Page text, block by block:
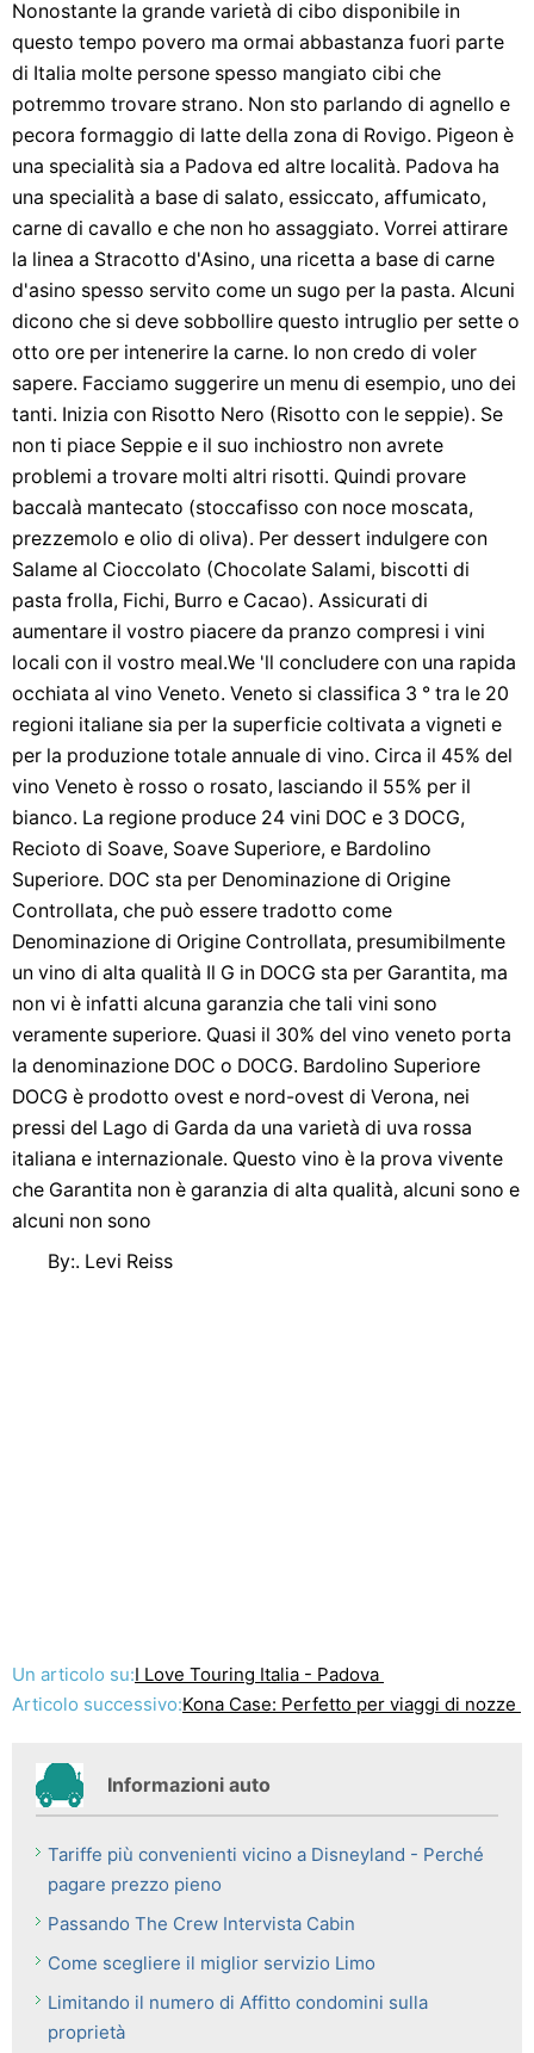
By:. Levi Reiss
Un articolo su:I Love Touring Italia - Padova
Articolo successivo:Kona Case: Perfetto per viaggi di nozze
Informazioni auto
Tariffe più convenienti vicino a Disneyland - Perché
pagare prezzo pieno
Passando The Crew Intervista Cabin
Come scegliere il miglior servizio Limo
Limitando il numero di Affitto condomini sulla
proprietà